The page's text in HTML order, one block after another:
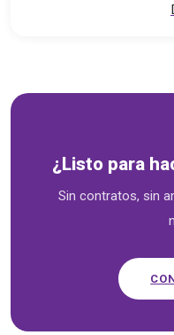
¿Listo para
Sin contratos, sin